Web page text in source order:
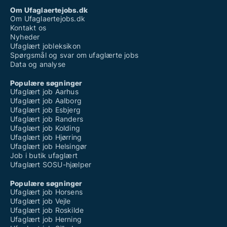
Om Ufaglaertejobs.dk
Om Ufaglaertejobs.dk
Kontakt os
Nyheder
Ufaglært jobleksikon
Spørgsmål og svar om ufaglærte jobs
Data og analyse
Populære søgninger
Ufaglært job Aarhus
Ufaglært job Aalborg
Ufaglært job Esbjerg
Ufaglært job Randers
Ufaglært job Kolding
Ufaglært job Hjørring
Ufaglært job Helsingør
Job i butik ufaglært
Ufaglært SOSU-hjælper
Populære søgninger
Ufaglært job Horsens
Ufaglært job Vejle
Ufaglært job Roskilde
Ufaglært job Herning